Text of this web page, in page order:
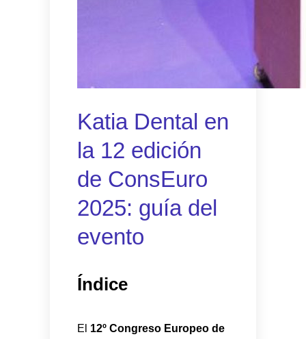
Katia Dental en
la 12 edición
de ConsEuro
2025: guía del
evento
Índice
El 12º Congreso Europeo de